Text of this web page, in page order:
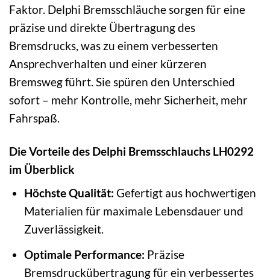
Faktor. Delphi Bremsschläuche sorgen für eine
präzise und direkte Übertragung des
Bremsdrucks, was zu einem verbesserten
Ansprechverhalten und einer kürzeren
Bremsweg führt. Sie spüren den Unterschied
sofort – mehr Kontrolle, mehr Sicherheit, mehr
Fahrspaß.
Die Vorteile des Delphi Bremsschlauchs LH0292
im Überblick
Höchste Qualität: Gefertigt aus hochwertigen
Materialien für maximale Lebensdauer und
Zuverlässigkeit.
Optimale Performance: Präzise
Bremsdruckübertragung für ein verbessertes